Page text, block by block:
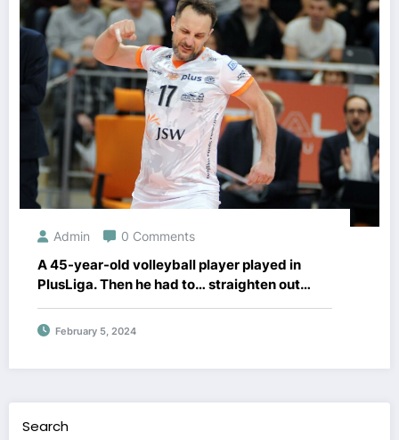
Admin 0 Comments
A 45-year-old volleyball player played in
PlusLiga. Then he had to… straighten out
articles by journalists about himself
February 5, 2024
Search